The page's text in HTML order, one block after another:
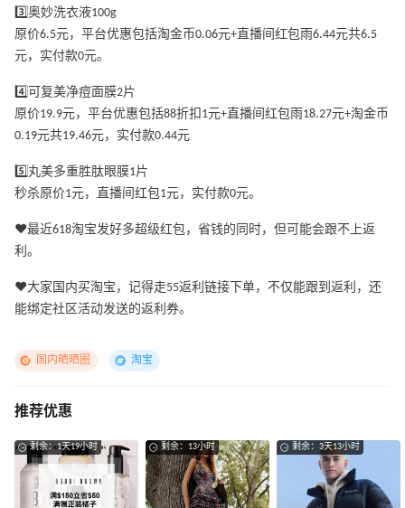
3️⃣奥妙洗衣液100g
原价6.5元，平台优惠包括淘金币0.06元+直播间红包雨6.44元共6.5
元，实付款0元。
4️⃣可复美净痘面膜2片
原价19.9元，平台优惠包括88折扣1元+直播间红包雨18.27元+淘金币
0.19元共19.46元，实付款0.44元
5️⃣丸美多重胜肽眼膜1片
秒杀原价1元，直播间红包1元，实付款0元。
❤️最近618淘宝发好多超级红包，省钱的同时，但可能会跟不上返
利。
❤️大家国内买淘宝，记得走55返利链接下单，不仅能跟到返利，还
能绑定社区活动发送的返利券。
国内晒晒圈 淘宝
推荐优惠
剩余：1天19小时 剩余：13小时 剩余：3天13小时